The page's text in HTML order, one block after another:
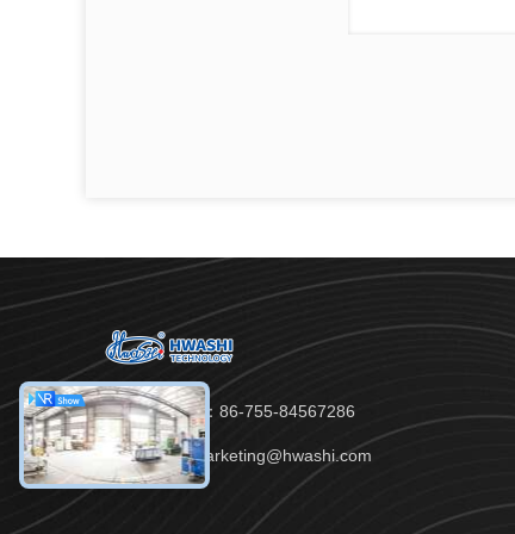
Điện thoại：86-755-84567286
E-mail：marketing@hwashi.com